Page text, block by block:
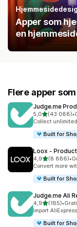
Apper som
en
Flere apper
Judge.me
5,0av 5 stjerner
(43 088)
Totalt 43088 •
Collect
Built for
Loox ‑
4,9av 5 stjerner
(8 886)
Totalt 8886 •
Convert more
Built for
Judge.me Ali
4,9av 5 stjerner
(185)
Totalt 185 •
Import
Built for